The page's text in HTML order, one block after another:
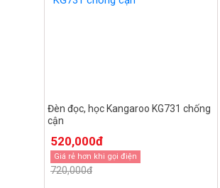
Đèn đọc, học Kangaroo KG731 chống
cận
520,000đ
Giá rẻ hơn khi gọi điện
720,000đ